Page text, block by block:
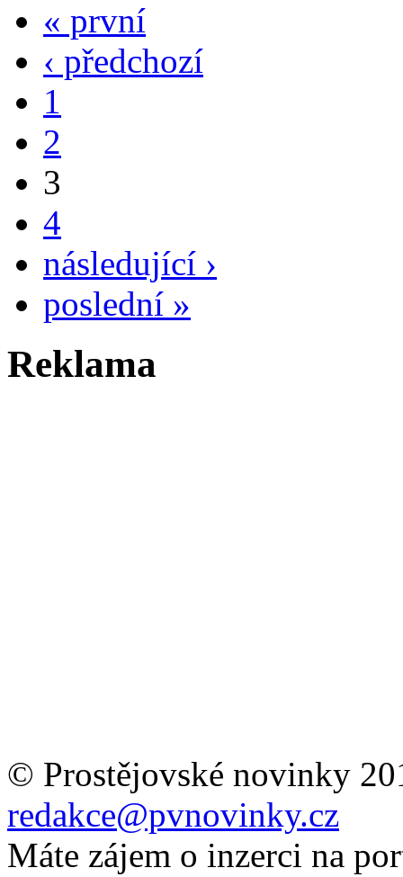
« první
‹ předchozí
1
2
3
4
následující ›
poslední »
Reklama
© Prostějovské novinky
redakce@pvnovinky.cz
Máte zájem o inzerci na